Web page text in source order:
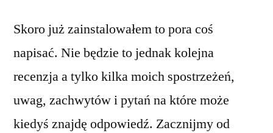
Skoro już zainstalowałem to pora coś
napisać. Nie będzie to jednak kolejna
recenzja a tylko kilka moich spostrzeżeń,
uwag, zachwytów i pytań na które może
kiedyś znajdę odpowiedź. Zacznijmy od